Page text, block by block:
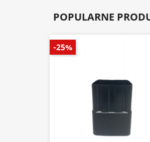
POPULARNE
-25%